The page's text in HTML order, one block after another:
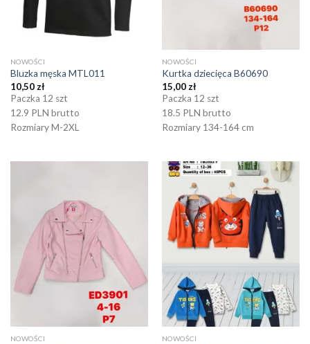
NOWOŚCI
Bluzka męska MTL011
10,50 zł
Paczka 12 szt
12.9 PLN brutto
Rozmiary M-2XL
NOWOŚCI
Kurtka dziecięca B60690
15,00 zł
Paczka 12 szt
18.5 PLN brutto
Rozmiary 134-164 cm
NOWOŚCI NOWOŚCI